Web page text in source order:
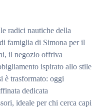
radici nautiche della
famiglia di Simona per il
il negozio offriva
ispirato allo stile
è trasformato: oggi
dedicata
ideale per chi cerca capi